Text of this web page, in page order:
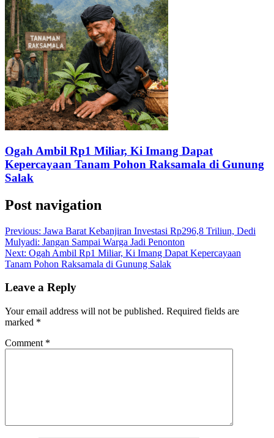
Ogah Ambil Rp1 Miliar, Ki Imang Dapat
Kepercayaan Tanam Pohon Raksamala di Gunung
Salak
Post navigation
Previous: Jawa Barat Kebanjiran Investasi Rp296,8 Triliun, Dedi
Mulyadi: Jangan Sampai Warga Jadi Penonton
Next: Ogah Ambil Rp1 Miliar, Ki Imang Dapat Kepercayaan
Tanam Pohon Raksamala di Gunung Salak
Leave a Reply
Your email address will not be published. Required fields are
marked *
Comment *